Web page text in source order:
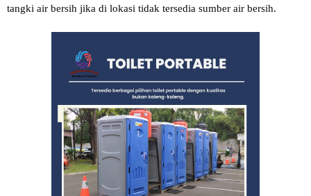
tangki air bersih jika di lokasi tidak tersedia sumber air bersih.